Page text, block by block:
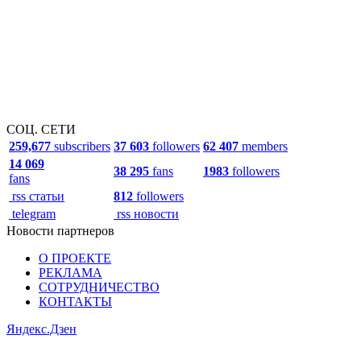
СОЦ. СЕТИ
259,677 subscribers 37 603 followers 62 407 members
14 069
fans
38 295 fans 1983 followers
rss статьи
812 followers
telegram
rss новости
Новости партнеров
О ПРОЕКТЕ
РЕКЛАМА
СОТРУДНИЧЕСТВО
КОНТАКТЫ
Яндекс.Дзен